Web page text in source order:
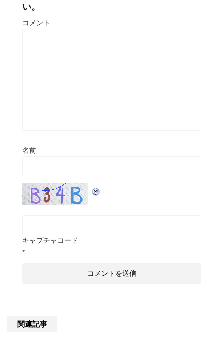
い。
コメント
名前
キャプチャコード
*
関連記事